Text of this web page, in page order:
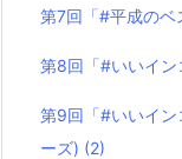
第7回「#平成のベ
第8回「#いいイン
第9回「#いいイン
ーズ) (2)